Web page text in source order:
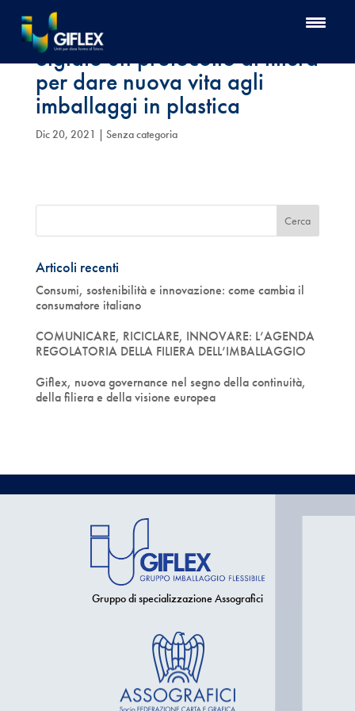
Siglato un protocollo di filiera
per dare nuova vita agli
imballaggi in plastica
Dic 20, 2021 | Senza categoria
Articoli recenti
Consumi, sostenibilità e innovazione: come cambia il
consumatore italiano
COMUNICARE, RICICLARE, INNOVARE: L’AGENDA
REGOLATORIA DELLA FILIERA DELL’IMBALLAGGIO
Giflex, nuova governance nel segno della continuità,
della filiera e della visione europea
Gruppo di specializzazione Assografici